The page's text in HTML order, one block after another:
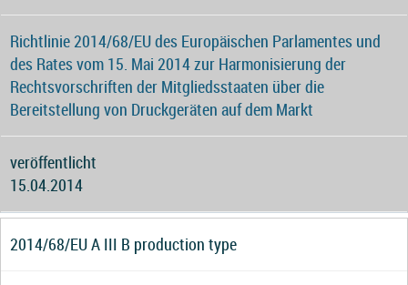
Richtlinie 2014/68/EU des Europäischen Parlamentes und
des Rates vom 15. Mai 2014 zur Harmonisierung der
Rechtsvorschriften der Mitgliedsstaaten über die
Bereitstellung von Druckgeräten auf dem Markt
veröffentlicht
15.04.2014
2014/68/EU A III B production type